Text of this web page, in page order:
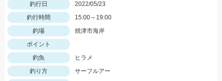
釣行日
2022/05/23
釣行時間
15:00～19:00
釣場
焼津市海岸
ポイント
釣魚
ヒラメ
釣り方
サーフルアー